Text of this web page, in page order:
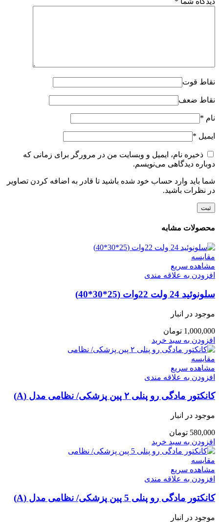
نقاط قوت
نقاط ضعف
نام *
ایمیل *
ذخیره نام، ایمیل و وبسایت من در مرورگر برای زمانی که
دوباره دیدگاهی می‌نویسم.
شما باید وارد حساب خود شده باشید تا قادر به اضافه کردن تصاویر
در نظرات باشید.
محصولات مشابه
مقایسه
مشاهده سریع
افزودن به علاقه مندی
سلونوئید 24 ولت 22وات (25*30*40)
موجود در انبار
1,000,000 تومان
افزودن به سبد خرید
مقایسه
مشاهده سریع
افزودن به علاقه مندی
کانکتور مادگی رو پنلی ۲ پین پزشکی/ نظامی مدل (A)
موجود در انبار
580,000 تومان
افزودن به سبد خرید
مقایسه
مشاهده سریع
افزودن به علاقه مندی
کانکتور مادگی رو پنلی 5 پین پزشکی/ نظامی مدل (A)
موجود در انبار